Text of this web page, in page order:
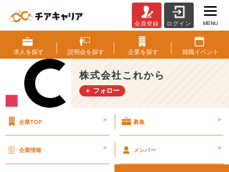
業
と
い
う
名
の
式
こ
会員登録 ログイン MENU
求人を探す 説明会を探す 企業を探す 就職イベント
株式会社これから
＋ フォロー
企業TOP > 募集 >
企業情報 > メンバー >